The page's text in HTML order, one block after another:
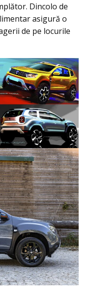
Dincolo de
asigură o
de pe locurile